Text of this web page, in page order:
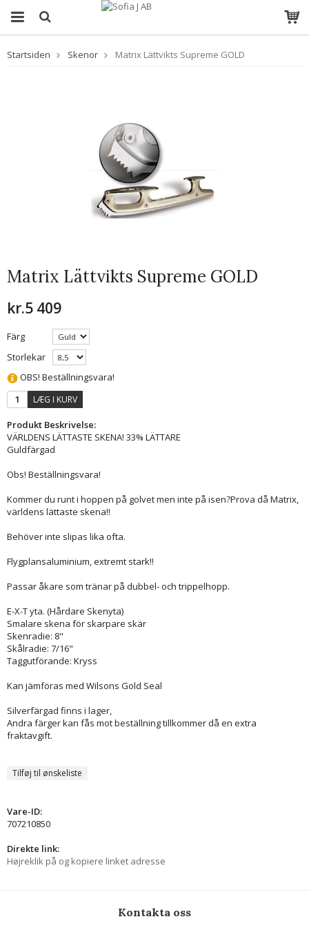
Startsiden Skenor Matrix Lättvikts Supreme GOLD
Matrix Lättvikts Supreme GOLD
kr.5 409
Färg
Storlekar
OBS! Beställningsvara!
LÆG I KURV
Produkt Beskrivelse:
VÄRLDENS LÄTTASTE SKENA! 33% LÄTTARE
Guldfärgad
Obs! Beställningsvara!
Kommer du runt i hoppen på golvet men inte på isen?Prova då Matrix,
världens lättaste skena!!
Behöver inte slipas lika ofta.
Flygplansaluminium, extremt stark!!
Passar åkare som tränar på dubbel- och trippelhopp.
E-X-T yta. (Hårdare Skenyta)
Smalare skena för skarpare skär
Skenradie: 8"
Skålradie: 7/16"
Taggutförande: Kryss
Kan jämföras med Wilsons Gold Seal
Silverfärgad finns i lager,
Andra färger kan fås mot beställning tillkommer då en extra
fraktavgift.
Tilføj til ønskeliste
Vare-ID:
707210850
Direkte link:
Højreklik på og kopiere linket adresse
Kontakta oss